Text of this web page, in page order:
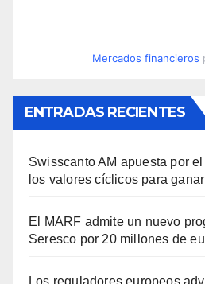
Mercados financieros
ENTRADAS RECIENTES
Swisscanto AM apuesta por
los valores cíclicos para
El MARF admite un nuevo
Seresco por 20 millones de
Los reguladores europeos